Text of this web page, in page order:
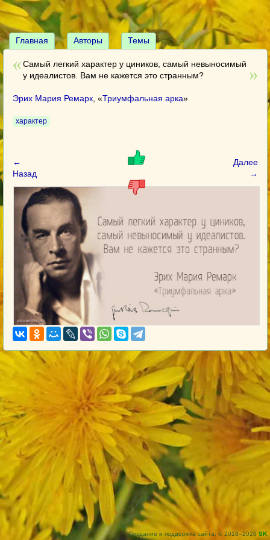
Главная Авторы Темы
Самый легкий характер у циников, самый невыносимый
у идеалистов. Вам не кажется это странным?
Эрих Мария Ремарк , «Триумфальная арка»
характер
←
Назад
Далее
→
Создание и поддержка сайта: © 2018–2026 SK